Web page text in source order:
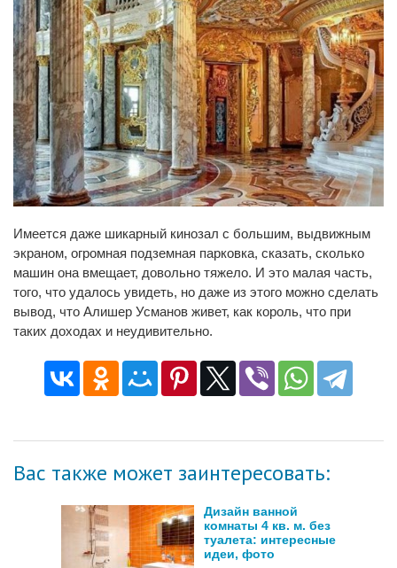
Имеется даже шикарный кинозал с большим, выдвижным
экраном, огромная подземная парковка, сказать, сколько
машин она вмещает, довольно тяжело. И это малая часть,
того, что удалось увидеть, но даже из этого можно сделать
вывод, что Алишер Усманов живет, как король, что при
таких доходах и неудивительно.
Вас также может заинтересовать:
Дизайн ванной
комнаты 4 кв. м. без
туалета: интересные
идеи, фото